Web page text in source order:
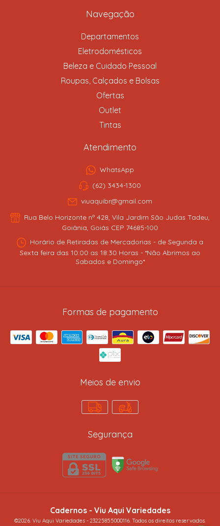
Navegação
Departamentos
Eletrodomésticos
Beleza e Cuidado Pessoal
Roupas, Calçados e Bolsas
Ofertas
Outlet
Tintas
Atendimento
WhatsApp
(62) 3434-1300
viuaquibr@gmail.com
Rua Belo Horizonte nº 428, Vila Jardim São Judas Tadeu,
Goiânia, Goiás CEP 74685-100
Horário de Retiradas de Mercadorias - de Segunda a
Sexta feira das 10:00 as 18:30 Horas - *Não Abrimos ao
Sabados e Domingo*
Formas de pagamento
Meios de envio
Segurança
Cadernos- Viu Aqui Variedades
©2026. Viu Aqui Variedades - 23225855000116. Todos os direitos reservados.